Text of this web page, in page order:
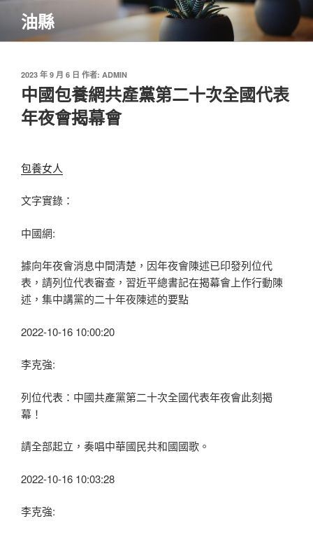
主
油縣
發
於
2023 年 9 月 6 日 作者: ADMIN
中國包養網共產黨第二十次全國代表
年夜會揭幕會
包養女人
文字實錄：
中國網:
據向年夜會消息中間清楚，因年夜會陳述已印發列位代
表，請列位代表審查，習近平總書記在揭幕會上作行動陳
述，集中講黨的二十年夜陳述的要點
2022-10-16 10:00:20
李克強:
列位代表：中國共產黨第二十次全國代表年夜會此刻揭
幕！
請全部起立，奏唱中華國民共和國國歌。
2022-10-16 10:03:28
李克強: